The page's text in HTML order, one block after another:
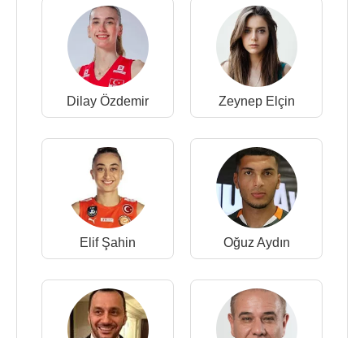
Dilay Özdemir Zeynep Elçin
Elif Şahin Oğuz Aydın